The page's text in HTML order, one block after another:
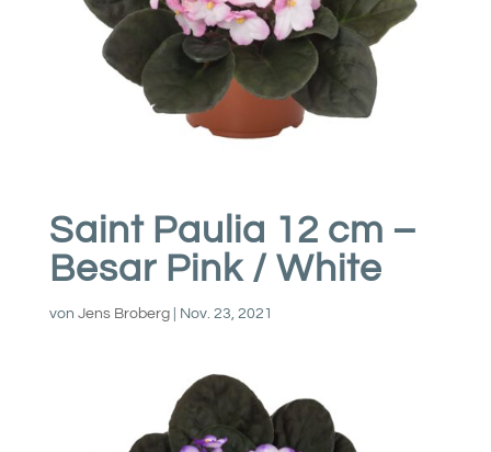
Saint Paulia 12 cm –
Besar Pink / White
von Jens Broberg| Nov. 23, 2021